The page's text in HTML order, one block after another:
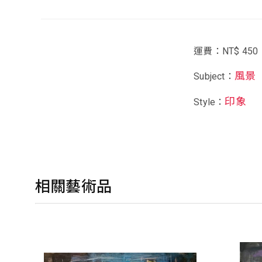
運費：NT$ 450
Subject： 風景
Style：印象
相關藝術品